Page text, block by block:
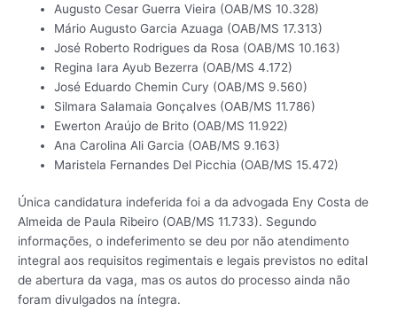
Augusto Cesar Guerra Vieira (OAB/MS 10.328)
Mário Augusto Garcia Azuaga (OAB/MS 17.313)
José Roberto Rodrigues da Rosa (OAB/MS 10.163)
Regina Iara Ayub Bezerra (OAB/MS 4.172)
José Eduardo Chemin Cury (OAB/MS 9.560)
Silmara Salamaia Gonçalves (OAB/MS 11.786)
Ewerton Araújo de Brito (OAB/MS 11.922)
Ana Carolina Ali Garcia (OAB/MS 9.163)
Maristela Fernandes Del Picchia (OAB/MS 15.472)
Única candidatura indeferida foi a da advogada Eny Costa de
Almeida de Paula Ribeiro (OAB/MS 11.733). Segundo
informações, o indeferimento se deu por não atendimento
integral aos requisitos regimentais e legais previstos no edital
de abertura da vaga, mas os autos do processo ainda não
foram divulgados na íntegra.